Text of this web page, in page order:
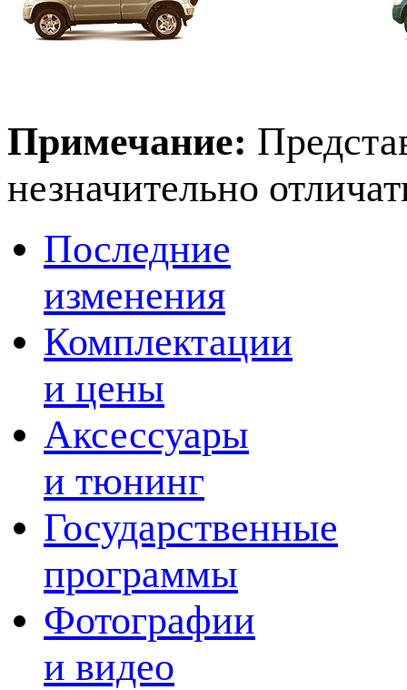
Примечание:
незначительно
Последние
изменения
Комплектации
и цены
Аксессуары
и тюнинг
Государственные
программы
Фотографии
и видео